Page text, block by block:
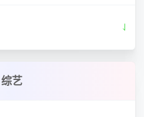
综艺